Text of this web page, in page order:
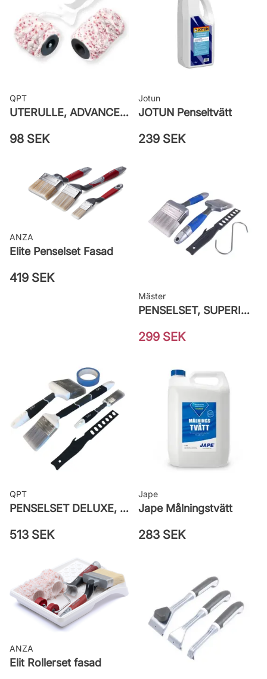
26VMCNCSA
QPT
UTERULLE, ADVANCE GROV PRETEX
98 SEK
Jotun
JOTUN Penseltvätt
239 SEK
ANZA
Elite Penselset Fasad
419 SEK
Mäster
PENSELSET, SUPERIOR MÅLA FASAD
299 SEK
QPT
PENSELSET DELUXE, MÅLA FASAD, ALLA YTOR
513 SEK
Jape
Jape Målningstvätt
283 SEK
ANZA
Elit Rollerset fasad